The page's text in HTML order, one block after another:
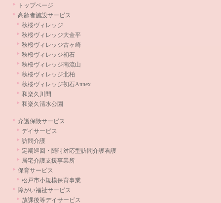
トップページ
高齢者施設サービス
秋桜ヴィレッジ
秋桜ヴィレッジ大金平
秋桜ヴィレッジ古ヶ崎
秋桜ヴィレッジ初石
秋桜ヴィレッジ南流山
秋桜ヴィレッジ北柏
秋桜ヴィレッジ初石Annex
和楽久川間
和楽久清水公園
介護保険サービス
デイサービス
訪問介護
定期巡回・随時対応型訪問介護看護
居宅介護支援事業所
保育サービス
松戸市小規模保育事業
障がい福祉サービス
放課後等デイサービス